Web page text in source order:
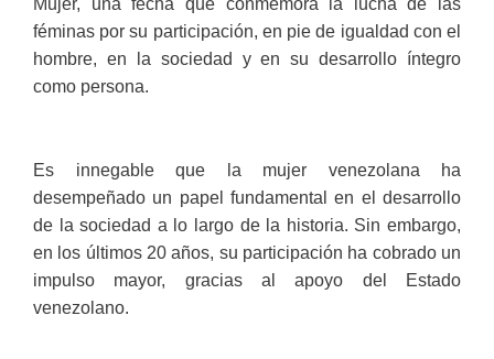
Mujer, una fecha que conmemora la lucha de las
féminas por su participación, en pie de igualdad con el
hombre, en la sociedad y en su desarrollo íntegro
como persona.
Es innegable que la mujer venezolana ha
desempeñado un papel fundamental en el desarrollo
de la sociedad a lo largo de la historia. Sin embargo,
en los últimos 20 años, su participación ha cobrado un
impulso mayor, gracias al apoyo del Estado
venezolano.